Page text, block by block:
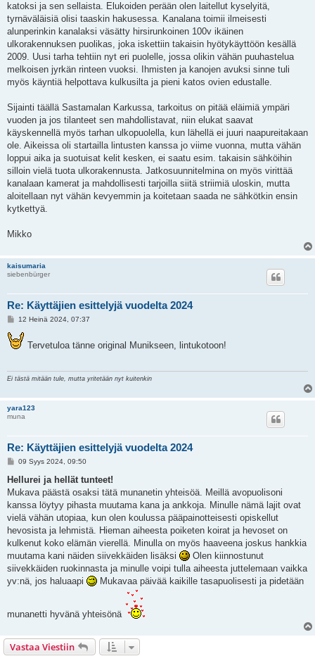
katoksi ja sen sellaista. Elukoiden perään olen laitellut kyselyitä,
tyrnäväläisiä olisi taaskin hakusessa. Kanalana toimii ilmeisesti
alunperinkin kanalaksi väsätty hirsirunkoinen 100v ikäinen
ulkorakennuksen puolikas, joka iskettiin takaisin hyötykäyttöön kesällä
2009. Uusi tarha tehtiin nyt eri puolelle, jossa olikin vähän puuhastelua
melkoisen jyrkän rinteen vuoksi. Ihmisten ja kanojen avuksi sinne tuli
myös käyntiä helpottava kulkusilta ja pieni katos ovien edustalle.
Sijainti täällä Sastamalan Karkussa, tarkoitus on pitää eläimiä ympäri
vuoden ja jos tilanteet sen mahdollistavat, niin elukat saavat
käyskennellä myös tarhan ulkopuolella, kun lähellä ei juuri naapureitakaan
ole. Aikeissa oli startailla lintusten kanssa jo viime vuonna, mutta vähän
loppui aika ja suotuisat kelit kesken, ei saatu esim. takaisin sähköihin
silloin vielä tuota ulkorakennusta. Jatkosuunnitelmina on myös virittää
kanalaan kamerat ja mahdollisesti tarjoilla siitä striimiä uloskin, mutta
aloitellaan nyt vähän kevyemmin ja koitetaan saada ne sähkötkin ensin
kytkettyä.
Mikko
kaisumaria
siebenbürger
Re: Käyttäjien esittelyjä vuodelta 2024
V
s
12 Heinä 2024, 07:37
Tervetuloa tänne original Munikseen, lintukotoon!
Ei tästä mitään tule, mutta yritetään nyt kuitenkin
yara123
muna
Re: Käyttäjien esittelyjä vuodelta 2024
V
e
t
i
09 Syys 2024, 09:50
Hellurei ja hellät tunteet!
Mukava päästä osaksi tätä munanetin yhteisöä. Meillä avopuolisoni
kanssa löytyy pihasta muutama kana ja ankkoja. Minulle nämä lajit ovat
vielä vähän utopiaa, kun olen koulussa pääpainotteisesti opiskellut
hevosista ja lehmistä. Hieman aiheesta poiketen koirat ja hevoset on
kulkenut koko elämän vierellä. Minulla on myös haaveena joskus hankkia
muutama kani näiden siivekkäiden lisäksi
Olen kiinnostunut
siivekkäiden ruokinnasta ja minulle voipi tulla aiheesta juttelemaan vaikka
yv:nä, jos haluaapi
Mukavaa päivää kaikille tasapuolisesti ja pidetään
munanetti hyvänä yhteisönä
Vastaa Viestiin